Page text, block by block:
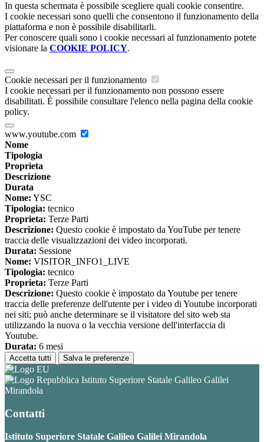
In questa schermata è possibile scegliere quali cookie consentire.
I cookie necessari sono quelli che consentono il funzionamento della
piattaforma e non è possibile disabilitarli.
Per conoscere quali sono i cookie necessari al funzionamento potete
visionare la COOKIE POLICY.
Cookie necessari per il funzionamento
I cookie necessari per il funzionamento non possono essere
disabilitati. È possibile consultare l'elenco nella pagina della cookie
policy.
www.youtube.com
Nome
Tipologia
Proprieta
Descrizione
Durata
Nome: YSC
Tipologia: tecnico
Proprieta: Terze Parti
Descrizione: Questo cookie è impostato da YouTube per tenere
traccia delle visualizzazioni dei video incorporati.
Durata: Sessione
Nome: VISITOR_INFO1_LIVE
Tipologia: tecnico
Proprieta: Terze Parti
Descrizione: Questo cookie è impostato da Youtube per tenere
traccia delle preferenze dell'utente per i video di Youtube incorporati
nei siti; può anche determinare se il visitatore del sito web sta
utilizzando la nuova o la vecchia versione dell'interfaccia di
Youtube.
Durata: 6 mesi
Accetta tutti Salva le preferenze
Istituto Superiore Statale Galileo Galilei
Mirandola
Contatti
Istituto Superiore Statale Galileo Galilei Mirandola